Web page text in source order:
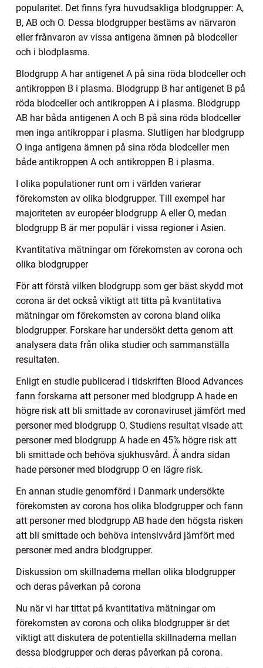
popularitet. Det finns fyra huvudsakliga blodgrupper: A,
B, AB och O. Dessa blodgrupper bestäms av närvaron
eller frånvaron av vissa antigena ämnen på blodceller
och i blodplasma.
Blodgrupp A har antigenet A på sina röda blodceller och
antikroppen B i plasma. Blodgrupp B har antigenet B på
röda blodceller och antikroppen A i plasma. Blodgrupp
AB har båda antigenen A och B på sina röda blodceller
men inga antikroppar i plasma. Slutligen har blodgrupp
O inga antigena ämnen på sina röda blodceller men
både antikroppen A och antikroppen B i plasma.
I olika populationer runt om i världen varierar
förekomsten av olika blodgrupper. Till exempel har
majoriteten av européer blodgrupp A eller O, medan
blodgrupp B är mer populär i vissa regioner i Asien.
Kvantitativa mätningar om förekomsten av corona och
olika blodgrupper
För att förstå vilken blodgrupp som ger bäst skydd mot
corona är det också viktigt att titta på kvantitativa
mätningar om förekomsten av corona bland olika
blodgrupper. Forskare har undersökt detta genom att
analysera data från olika studier och sammanställa
resultaten.
Enligt en studie publicerad i tidskriften Blood Advances
fann forskarna att personer med blodgrupp A hade en
högre risk att bli smittade av coronaviruset jämfört med
personer med blodgrupp O. Studiens resultat visade att
personer med blodgrupp A hade en 45% högre risk att
bli smittade och behöva sjukhusvård. Å andra sidan
hade personer med blodgrupp O en lägre risk.
En annan studie genomförd i Danmark undersökte
förekomsten av corona hos olika blodgrupper och fann
att personer med blodgrupp AB hade den högsta risken
att bli smittade och behöva intensivvård jämfört med
personer med andra blodgrupper.
Diskussion om skillnaderna mellan olika blodgrupper
och deras påverkan på corona
Nu när vi har tittat på kvantitativa mätningar om
förekomsten av corona och olika blodgrupper är det
viktigt att diskutera de potentiella skillnaderna mellan
dessa blodgrupper och deras påverkan på corona.